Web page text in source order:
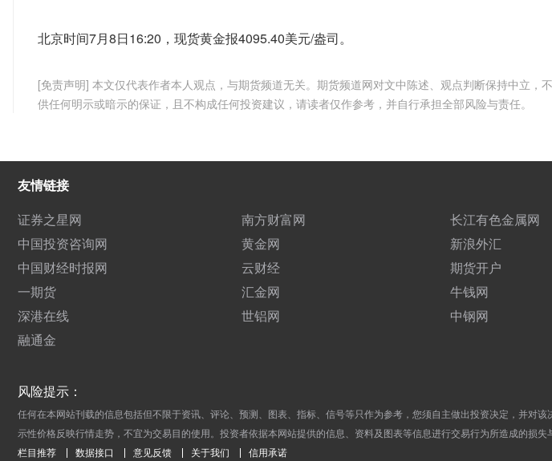
北京时间7月8日16:20，现货黄金报4095.40美元/盎司。
[免责声明] 本文仅代表作者本人观点，与期货频道无关。期货频道网对文中陈述、观点判断保持中立，
供任何明示或暗示的保证，且不构成任何投资建议，请读者仅作参考，并自行承担全部风险与责任。
友情链接
证券之星网
南方财富网 长江有色金属网
中国投资咨询网
黄金网 新浪外汇
中国财经时报网
云财经 期货开户
一期货
汇金网 牛钱网
深港在线
世铝网 中钢网
融通金
风险提示：
任何在本网站刊载的信息包括但不限于资讯、评论、预测、图表、指标、信号等只作为参考，您须自主做出投资决定，并
示性价格反映行情走势，不宜为交易目的使用。投资者依据本网站提供的信息、资料及图表等信息进行交易行为所造成的损失
栏目推荐
数据接口 意见反馈 关于我们 信用承诺